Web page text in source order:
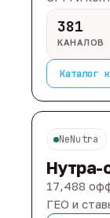
381
КАНАЛОВ
Каталог
NeNutra
17,488
ГЕО и